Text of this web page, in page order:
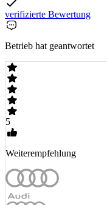
verifizierte Bewertung
Betrieb hat geantwortet
5
Weiterempfehlung